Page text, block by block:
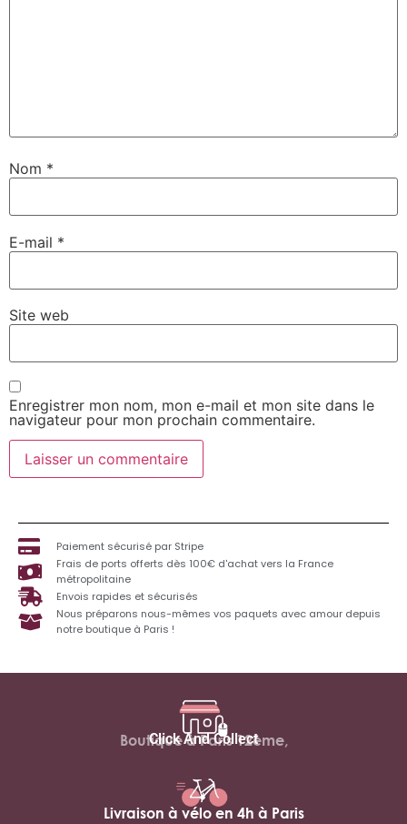
Nom *
E-mail *
Site web
Enregistrer mon nom, mon e-mail et mon site dans le
navigateur pour mon prochain commentaire.
Paiement sécurisé par Stripe
Frais de ports offerts dès 100€ d'achat vers la France
métropolitaine
Envois rapides et sécurisés
Nous préparons nous-mêmes vos paquets avec amour depuis
notre boutique à Paris !
Click And Collect
Boutique à Paris 12ème,
Livraison à vélo en 4h à Paris